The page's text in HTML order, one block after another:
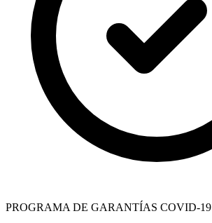
PROGRAMA DE GARANTÍAS COVID-19